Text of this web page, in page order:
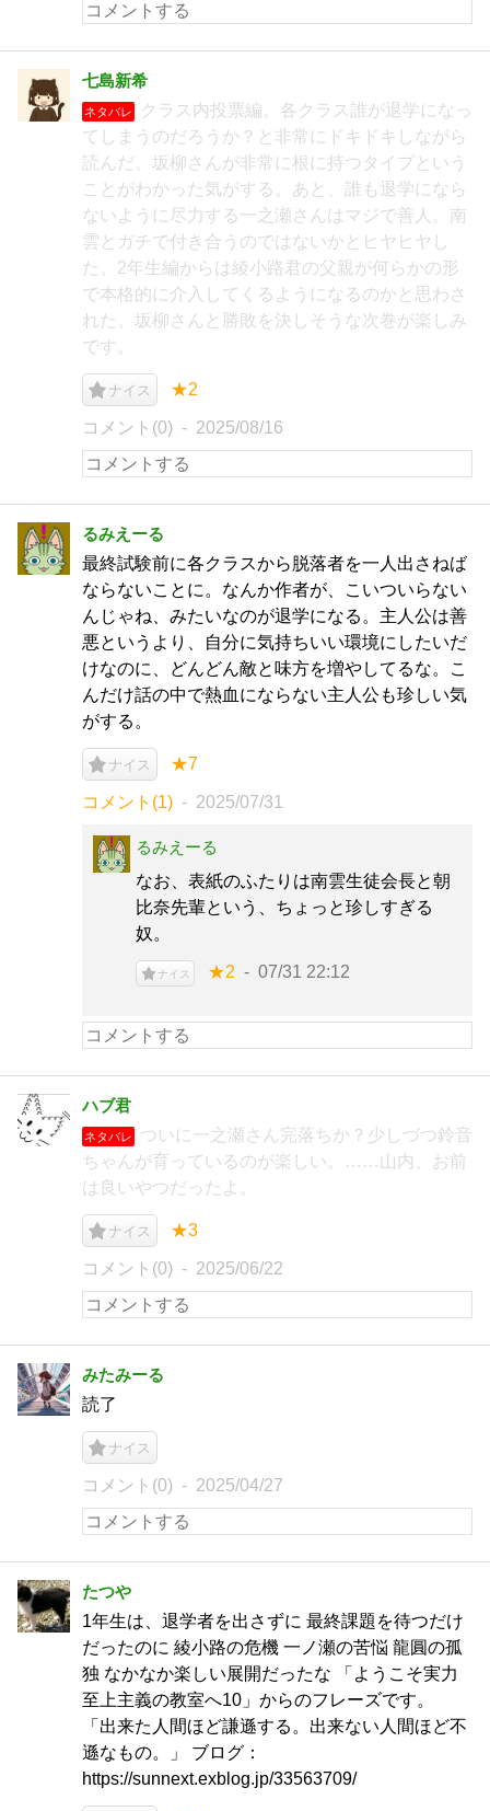
七島新希
ネタバレ
クラス内投票編。各クラス誰が退学になっ
てしまうのだろうか？と非常にドキドキしながら
読んだ。坂柳さんが非常に根に持つタイプという
ことがわかった気がする。あと、誰も退学になら
ないように尽力する一之瀬さんはマジで善人。南
雲とガチで付き合うのではないかとヒヤヒヤし
た。2年生編からは綾小路君の父親が何らかの形
で本格的に介入してくるようになるのかと思わさ
れた。坂柳さんと勝敗を決しそうな次巻が楽しみ
です。
ナイス ★2
コメント(0) 2025/08/16
るみえーる
最終試験前に各クラスから脱落者を一人出さねば
ならないことに。なんか作者が、こいついらない
んじゃね、みたいなのが退学になる。主人公は善
悪というより、自分に気持ちいい環境にしたいだ
けなのに、どんどん敵と味方を増やしてるな。こ
んだけ話の中で熱血にならない主人公も珍しい気
がする。
ナイス ★7
コメント(1) 2025/07/31
るみえーる
なお、表紙のふたりは南雲生徒会長と朝
比奈先輩という、ちょっと珍しすぎる
奴。
ナイス ★2 07/31 22:12
ハブ君
ネタバレ
ついに一之瀬さん完落ちか？少しづつ鈴音
ちゃんが育っているのが楽しい。……山内、お前
は良いやつだったよ。
ナイス ★3
コメント(0) 2025/06/22
みたみーる
読了
ナイス
コメント(0) 2025/04/27
たつや
1年生は、退学者を出さずに 最終課題を待つだけ
だったのに 綾小路の危機 一ノ瀬の苦悩 龍圓の孤
独 なかなか楽しい展開だったな 「ようこそ実力
至上主義の教室へ10」からのフレーズです。
「出来た人間ほど謙遜する。出来ない人間ほど不
遜なもの。」 ブログ：
https://sunnext.exblog.jp/33563709/